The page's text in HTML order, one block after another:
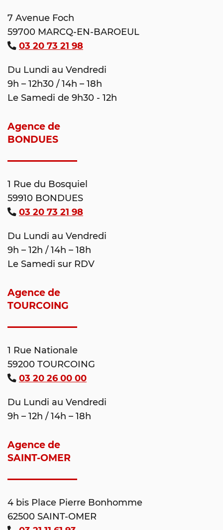
7 Avenue Foch
59700 MARCQ-EN-BAROEUL
03 20 73 21 98
Du Lundi au Vendredi
9h – 12h30 / 14h – 18h
Le Samedi de 9h30 - 12h
Agence de
BONDUES
1 Rue du Bosquiel
59910 BONDUES
03 20 73 21 98
Du Lundi au Vendredi
9h – 12h / 14h – 18h
Le Samedi sur RDV
Agence de
TOURCOING
1 Rue Nationale
59200 TOURCOING
03 20 26 00 00
Du Lundi au Vendredi
9h – 12h / 14h – 18h
Agence de
SAINT-OMER
4 bis Place Pierre Bonhomme
62500 SAINT-OMER